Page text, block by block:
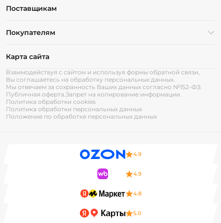
Поставщикам
Покупателям
Карта сайта
Взаимодействуя с сайтом и используя формы обратной связи,
Вы соглашаетесь на обработку персональных данных.
Мы отвечаем за сохранность Ваших данных согласно №152-ФЗ:
Публичная оферта.Запрет на копирование информации.
Политика обработки cookies
Политика обработки персональных данных
Положение по обработке персональных данных
4.9
4.9
4.8
5.0